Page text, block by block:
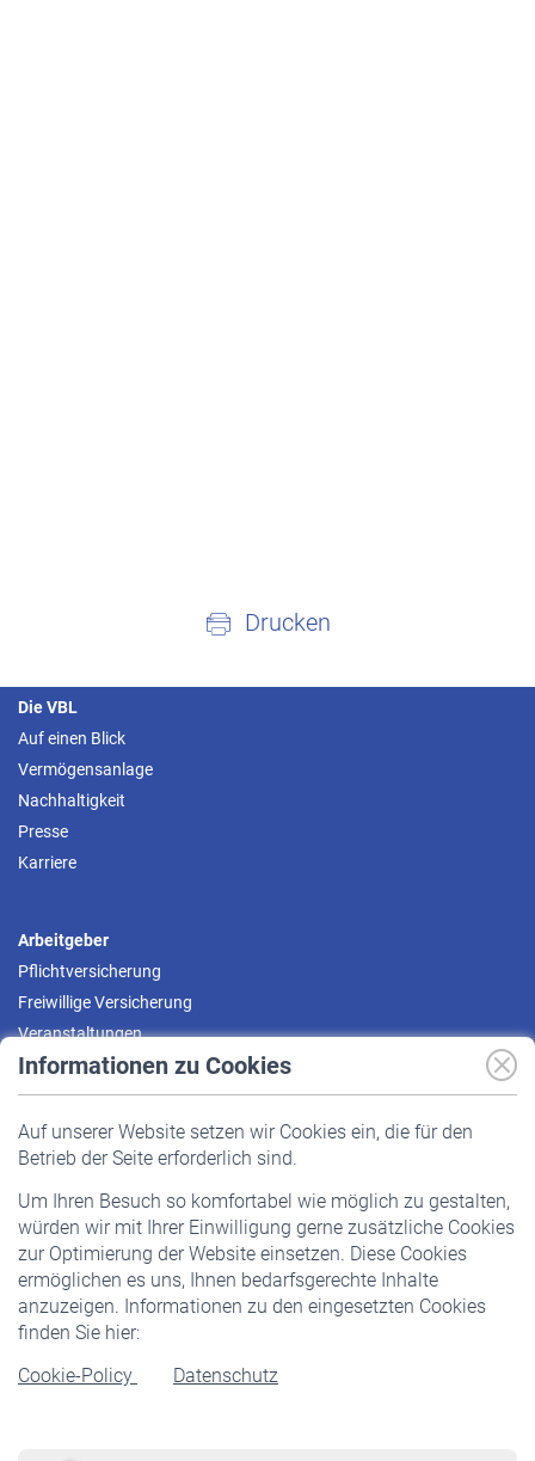
Informationen zu Cookies
Auf unserer Website setzen wir Cookies ein, die für den
Betrieb der Seite erforderlich sind.
Um Ihren Besuch so komfortabel wie möglich zu gestalten,
würden wir mit Ihrer Einwilligung gerne zusätzliche Cookies
zur Optimierung der Website einsetzen. Diese Cookies
ermöglichen es uns, Ihnen bedarfsgerechte Inhalte
anzuzeigen. Informationen zu den eingesetzten Cookies
finden Sie hier:
Cookie-Policy
Datenschutz
Drucken
Die VBL
Auf einen Blick
Vermögensanlage
Nachhaltigkeit
Presse
Karriere
Arbeitgeber
Pflichtversicherung
Freiwillige Versicherung
Veranstaltungen
Pflichtversicherung
Staatliche Förderung
Veranstaltungen
Rentner
Rentenbeginn
Rente beantragen